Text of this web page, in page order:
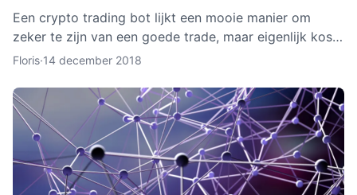
Een crypto trading bot lijkt een mooie manier om
zeker te zijn van een goede trade, maar eigenlijk kost
het instellen van een bot nog aardig wat tijd en
Floris·14 december 2018